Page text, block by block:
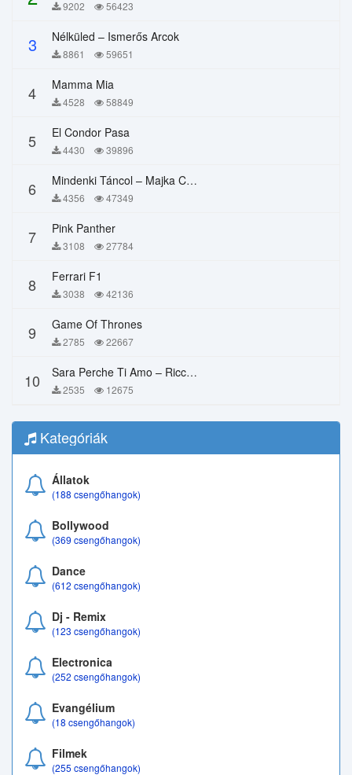
9202 56423
3 Nélküled – Ismerős Arcok
8861 59651
4 Mamma Mia
4528 58849
5 El Condor Pasa
4430 39896
6 Mindenki Táncol – Majka Curtis, Péter Majoros
4356 47349
7 Pink Panther
3108 27784
8 Ferrari F1
3038 42136
9 Game Of Thrones
2785 22667
10 Sara Perche Ti Amo – Ricchi E Poveri
2535 12675
Kategóriák
Állatok
(188 csengőhangok)
Bollywood
(369 csengőhangok)
Dance
(612 csengőhangok)
Dj - Remix
(123 csengőhangok)
Electronica
(252 csengőhangok)
Evangélium
(18 csengőhangok)
Filmek
(255 csengőhangok)